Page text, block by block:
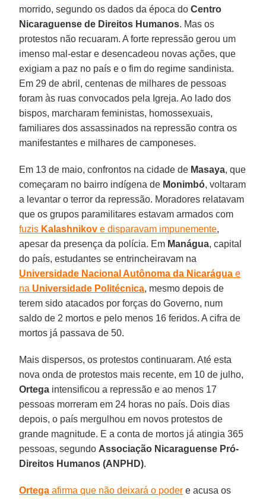
morrido, segundo os dados da época doCentro
Nicaraguense de Direitos Humanos. Mas os
protestos não recuaram. A forte repressão gerou um
imenso mal-estar e desencadeou novas ações, que
exigiam a paz no país e o fim do regime sandinista.
Em 29 de abril, centenas de milhares de pessoas
foram às ruas convocados pela Igreja. Ao lado dos
bispos, marcharam feministas, homossexuais,
familiares dos assassinados na repressão contra os
manifestantes e milhares de camponeses.
Em 13 de maio, confrontos na cidade de Masaya, que
começaram no bairro indígena de Monimbó, voltaram
a levantar o terror da repressão. Moradores relatavam
que os grupos paramilitares estavam armados com
fuzis Kalashnikov e disparavam impunemente,
apesar da presença da polícia. Em Manágua, capital
do país, estudantes se entrincheiravam na
Universidade Nacional Autônoma da Nicarágua e
na Universidade Politécnica, mesmo depois de
terem sido atacados por forças do Governo, num
saldo de 2 mortos e pelo menos 16 feridos. A cifra de
mortos já passava de 50.
Mais dispersos, os protestos continuaram. Até esta
nova onda de protestos mais recente, em 10 de julho,
Ortega intensificou a repressão e ao menos 17
pessoas morreram em 24 horas no país. Dois dias
depois, o país mergulhou em novos protestos de
grande magnitude. E a conta de mortos já atingia 365
pessoas, segundo Associação Nicaraguense Pró-
Direitos Humanos (ANPHD).
Ortega afirma que não deixará o poder e acusa os